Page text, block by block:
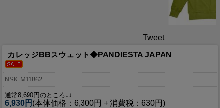
Tweet
カレッジBBスウェット◆PANDIESTA JAPAN
NSK-M11862
通常8,690円のところ↓↓
6,930円 (本体価格：6,300円 + 消費税：630円)